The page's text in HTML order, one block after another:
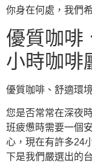
你身在何處，我們
優質咖啡
小時咖啡
優質咖啡、舒適環
您是否常常在深夜
班疲憊時需要一個
心，現在有許多24
下是我們嚴選出的